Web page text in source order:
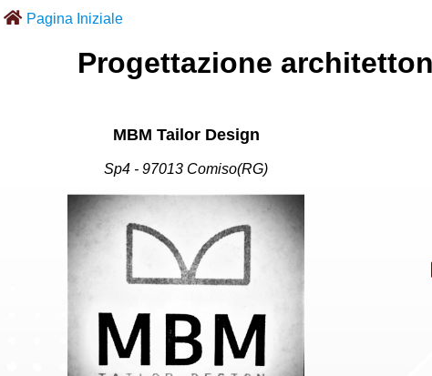
Pagina Iniziale
Progettazione
MBM Tailor Design
Sp4 - 97013 Comiso(RG)